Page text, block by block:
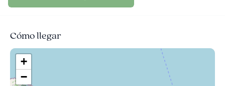
Cómo llegar
+
−